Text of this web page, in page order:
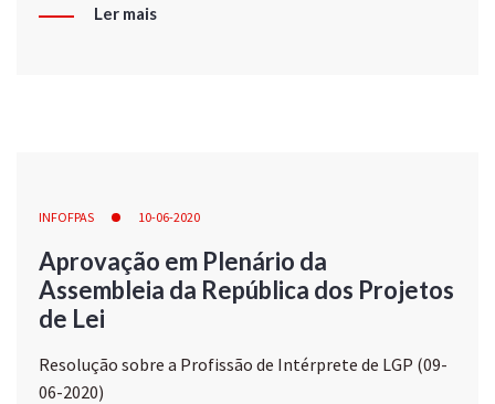
Ler mais
INFOFPAS 10-06-2020
Aprovação em Plenário da
Assembleia da República dos Projetos
de Lei
Resolução sobre a Profissão de Intérprete de LGP (09-
06-2020)